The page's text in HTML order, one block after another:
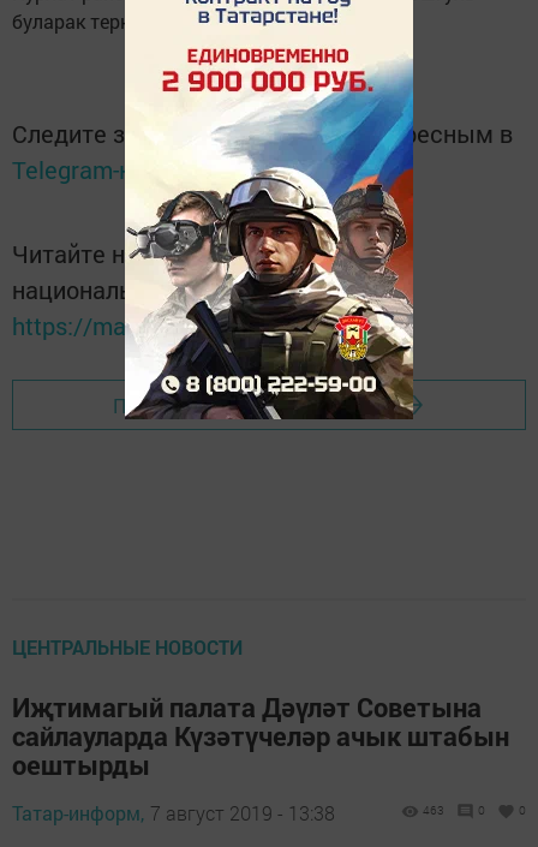
буларак теркәлгән.
Следите за самым важным и интересным в
Telegram-каналеТатмедиа
Читайте новости Татарстана в
национальном мессенджере MАХ:
https://max.ru/tatmedia
Перейти на страницу новости
ЦЕНТРАЛЬНЫЕ НОВОСТИ
Иҗтимагый палата Дәүләт Советына
сайлауларда Күзәтүчеләр ачык штабын
оештырды
Татар-информ, 7 август 2019 - 13:38 463 0 0